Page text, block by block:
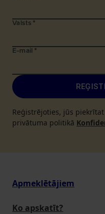
Valsts *
E-mail *
Reģistrējoties, jūs
privātuma politikā
Apmeklētājiem
Ko apskatīt?